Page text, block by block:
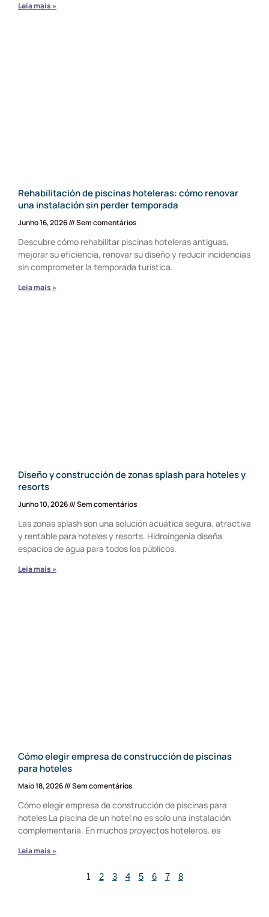
Leia mais »
Rehabilitación de piscinas hoteleras: cómo renovar
una instalación sin perder temporada
Junho 16, 2026 Sem comentários
Descubre cómo rehabilitar piscinas hoteleras antiguas,
mejorar su eficiencia, renovar su diseño y reducir incidencias
sin comprometer la temporada turística.
Leia mais »
Diseño y construcción de zonas splash para hoteles y
resorts
Junho 10, 2026 Sem comentários
Las zonas splash son una solución acuática segura, atractiva
y rentable para hoteles y resorts. Hidroingenia diseña
espacios de agua para todos los públicos.
Leia mais »
Cómo elegir empresa de construcción de piscinas
para hoteles
Maio 18, 2026 Sem comentários
Cómo elegir empresa de construcción de piscinas para
hoteles La piscina de un hotel no es solo una instalación
complementaria. En muchos proyectos hoteleros, es
Leia mais »
1 2 3 4 5 6 7 8